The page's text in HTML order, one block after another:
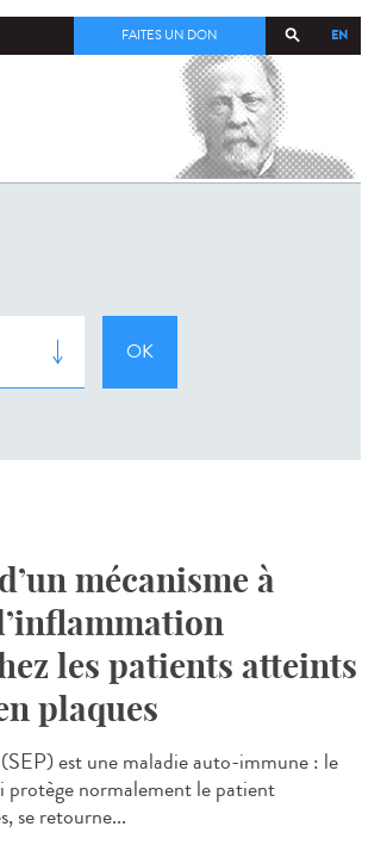
EN
FAITES UN DON
COV-2 /
mécanisme à
les patients atteints
plaques
est une maladie auto-immune : le
protège normalement le patient
se retourne...